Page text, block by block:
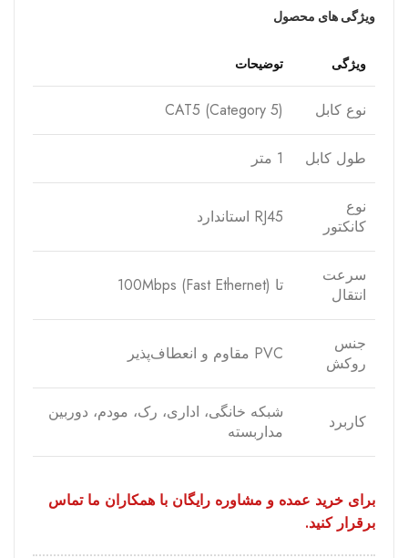
ویژگی های محصول
ویژگی توضیحات
نوع کابل CAT5 (Category 5)
طول کابل 1 متر
نوع
کانکتور
RJ45 استاندارد
سرعت
انتقال
تا 100Mbps (Fast Ethernet)
جنس
روکش
PVC مقاوم و انعطاف‌پذیر
کاربرد
شبکه خانگی، اداری، رک، مودم، دوربین
مداربسته
برای خرید عمده و مشاوره رایگان با همکاران ما تماس
برقرار کنید.